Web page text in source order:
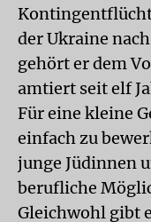
der Ukraine
gehört er dem
amtiert seit elf
Für eine kleine
einfach zu
junge Jüdinnen
berufliche
Gleichwohl gibt